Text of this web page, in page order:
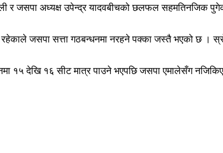
र जसपा अध्यक्ष उपेन्द्र यादवबीचको छलफल सहमतिनजिक
रहेकाले जसपा सत्ता गठबन्धनमा नरहने पक्का जस्तै भएको छ ।
१५ देखि १६ सीट मात्र पाउने भएपछि जसपा एमालेसँग